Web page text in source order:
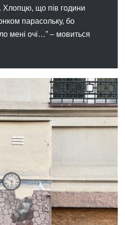
Хлопцю, що пів години
парасольку, бо
мені очі…” – мовиться